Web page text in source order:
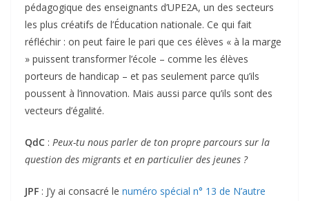
pédagogique des enseignants d’UPE2A, un des secteurs
les plus créatifs de l’Éducation nationale. Ce qui fait
réfléchir : on peut faire le pari que ces élèves « à la marge
» puissent transformer l’école – comme les élèves
porteurs de handicap – et pas seulement parce qu’ils
poussent à l’innovation. Mais aussi parce qu’ils sont des
vecteurs d’égalité.
QdC : Peux-tu nous parler de ton propre parcours sur la
question des migrants et en particulier des jeunes ?
JPF : J’y ai consacré le numéro spécial n° 13 de N’autre